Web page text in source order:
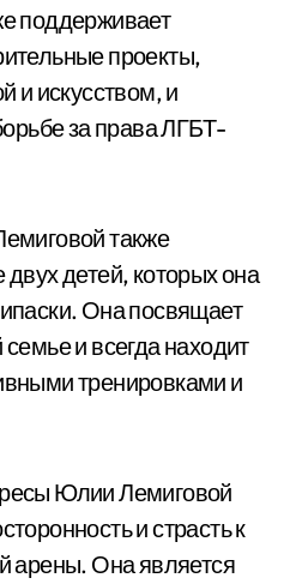
поддерживает
проекты,
и искусством, и
за права ЛГБТ-
также
детей, которых она
Она посвящает
и всегда находит
тренировками и
Юлии Лемиговой
и страсть к
арены. Она является